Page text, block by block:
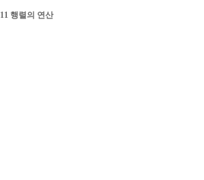
11 행렬의 연산